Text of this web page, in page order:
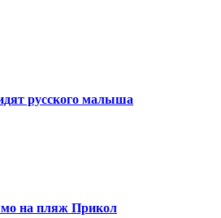
русского малыша
на пляж Прикол